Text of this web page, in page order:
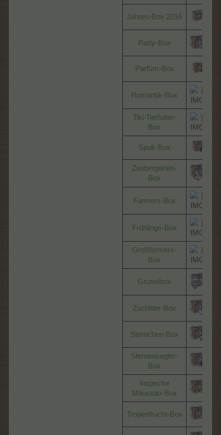
Jahres-Box 2016
Party-Box
Parfüm-Box
Romantik-Box
Tiki-Tierfutter-
Box
Spuk-Box
Zaubergarten-
Box
Farmers-Box
Frühlings-Box
Großfarmers-
Box
Gruselbox
Zuchttier-Box
Sternchen-Box
Sternensegler-
Box
Inspector
Mauseau-Box
Tropenfrucht-Box